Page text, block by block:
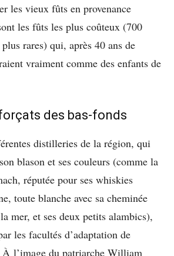
les vieux fûts en provenance
les fûts les plus coûteux (700
rares) qui, après 40 ans de
vraiment comme des enfants de
des bas-fonds
distilleries de la région, qui
blason et ses couleurs (comme la
réputée pour ses whiskies
toute blanche avec sa cheminée
mer, et ses deux petits alambics),
les facultés d’adaptation de
À l’image du patriarche William